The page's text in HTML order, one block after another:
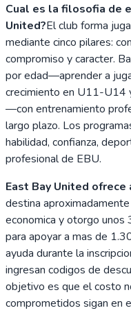
Cual es la filosofia de
United?El club forma
mediante cinco pilares:
compromiso y caracter.
por edad—aprender a
crecimiento en U11-U14
—con entrenamiento
largo plazo. Los
habilidad, confianza,
profesional de EBU.
East Bay United ofrece
destina
economica y otorgo
para apoyar a mas de
ayuda durante la
ingresan codigos de
objetivo es que el costo
comprometidos sigan en